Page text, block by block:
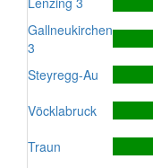
Gallneukirchen
3
Steyregg-Au
Vöcklabruck
Traun